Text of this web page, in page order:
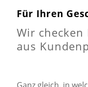
Für Ihren
Wir
aus
Ganz gleich, in